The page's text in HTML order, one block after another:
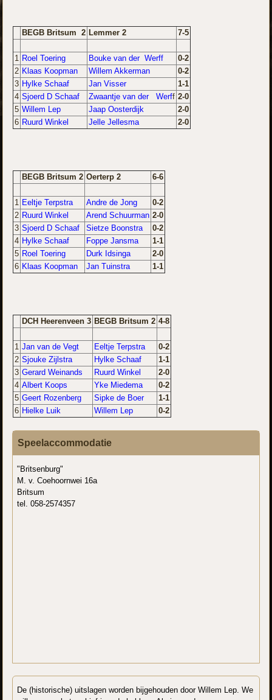
BEGB Britsum 2 Lemmer 2 7-5
1 Roel Toering Bouke van der Werff
0-2
2 Klaas Koopman Willem Akkerman
0-2
3 Hylke Schaaf Jan Visser
1-1
4 Sjoerd D Schaaf Zwaantje van der Werff 2-0
5 Willem Lep Jaap Oosterdijk
2-0
6 Ruurd Winkel Jelle Jellesma 2-0
BEGB Britsum 2 Oerterp 2 6-6
1 Eeltje Terpstra Andre de Jong
0-2
2 Ruurd Winkel Arend Schuurman 2-0
3 Sjoerd D Schaaf Sietze Boonstra
0-2
4 Hylke Schaaf Foppe Jansma
1-1
5 Roel Toering Durk Idsinga
2-0
6 Klaas Koopman Jan Tuinstra 1-1
DCH Heerenveen 3 BEGB Britsum 2 4-8
1 Jan van de Vegt Eeltje Terpstra
0-2
2 Sjouke Zijlstra Hylke Schaaf
1-1
3 Gerard Weinands Ruurd Winkel
2-0
4 Albert Koops Yke Miedema
0-2
5 Geert Rozenberg Sipke de Boer
1-1
6 Hielke Luik Willem Lep 0-2
Speelaccommodatie
"Britsenburg"
M. v. Coehoornwei 16a
Britsum
tel. 058-2574357
De (historische) uitslagen worden bijgehouden door Willem Lep. We